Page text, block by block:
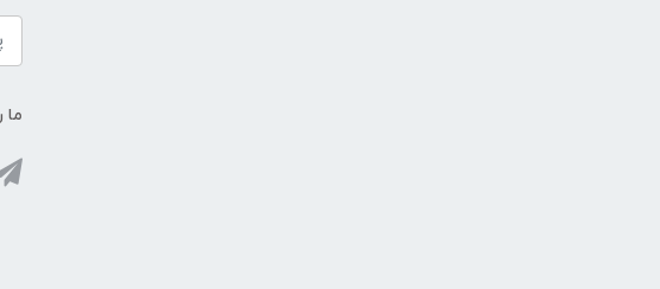
ما